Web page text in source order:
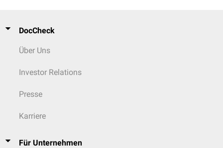
DocCheck
Über Uns
Investor Relations
Presse
Karriere
Für Unternehmen